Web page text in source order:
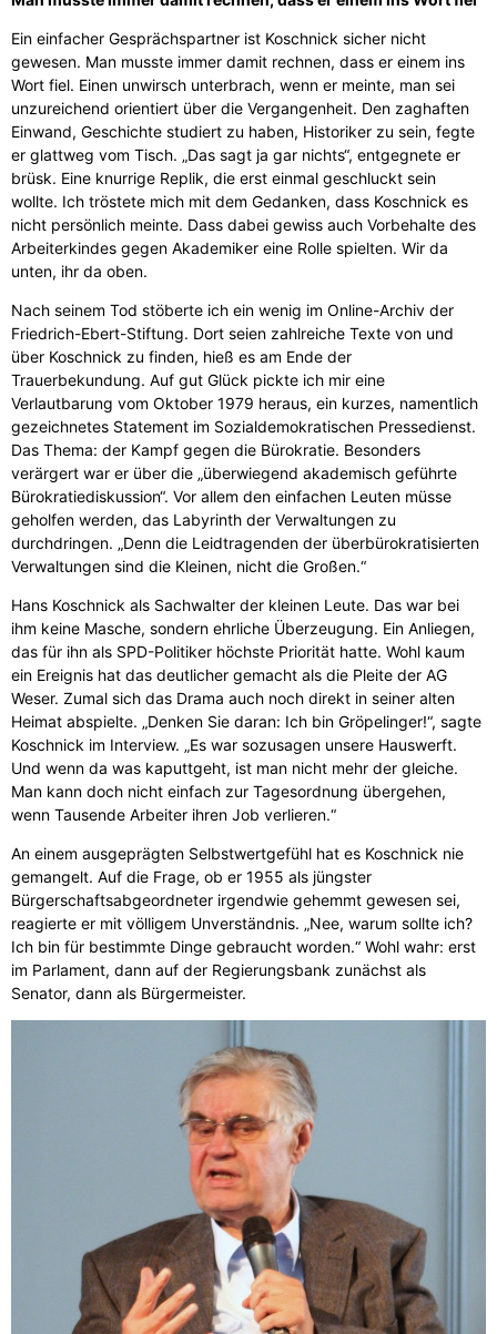
Ein einfacher Gesprächspartner ist Koschnick sicher nicht
gewesen. Man musste immer damit rechnen, dass er einem ins
Wort fiel. Einen unwirsch unterbrach, wenn er meinte, man sei
unzureichend orientiert über die Vergangenheit. Den zaghaften
Einwand, Geschichte studiert zu haben, Historiker zu sein, fegte
er glattweg vom Tisch. „Das sagt ja gar nichts“, entgegnete er
brüsk. Eine knurrige Replik, die erst einmal geschluckt sein
wollte. Ich tröstete mich mit dem Gedanken, dass Koschnick es
nicht persönlich meinte. Dass dabei gewiss auch Vorbehalte des
Arbeiterkindes gegen Akademiker eine Rolle spielten. Wir da
unten, ihr da oben.
Nach seinem Tod stöberte ich ein wenig im Online-Archiv der
Friedrich-Ebert-Stiftung. Dort seien zahlreiche Texte von und
über Koschnick zu finden, hieß es am Ende der
Trauerbekundung. Auf gut Glück pickte ich mir eine
Verlautbarung vom Oktober 1979 heraus, ein kurzes, namentlich
gezeichnetes Statement im Sozialdemokratischen Pressedienst.
Das Thema: der Kampf gegen die Bürokratie. Besonders
verärgert war er über die „überwiegend akademisch geführte
Bürokratiediskussion“. Vor allem den einfachen Leuten müsse
geholfen werden, das Labyrinth der Verwaltungen zu
durchdringen. „Denn die Leidtragenden der überbürokratisierten
Verwaltungen sind die Kleinen, nicht die Großen.“
Hans Koschnick als Sachwalter der kleinen Leute. Das war bei
ihm keine Masche, sondern ehrliche Überzeugung. Ein Anliegen,
das für ihn als SPD-Politiker höchste Priorität hatte. Wohl kaum
ein Ereignis hat das deutlicher gemacht als die Pleite der AG
Weser. Zumal sich das Drama auch noch direkt in seiner alten
Heimat abspielte. „Denken Sie daran: Ich bin Gröpelinger!“, sagte
Koschnick im Interview. „Es war sozusagen unsere Hauswerft.
Und wenn da was kaputtgeht, ist man nicht mehr der gleiche.
Man kann doch nicht einfach zur Tagesordnung übergehen,
wenn Tausende Arbeiter ihren Job verlieren.“
An einem ausgeprägten Selbstwertgefühl hat es Koschnick nie
gemangelt. Auf die Frage, ob er 1955 als jüngster
Bürgerschaftsabgeordneter irgendwie gehemmt gewesen sei,
reagierte er mit völligem Unverständnis. „Nee, warum sollte ich?
Ich bin für bestimmte Dinge gebraucht worden.“ Wohl wahr: erst
im Parlament, dann auf der Regierungsbank zunächst als
Senator, dann als Bürgermeister.